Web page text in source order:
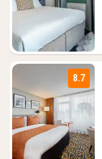
8.7